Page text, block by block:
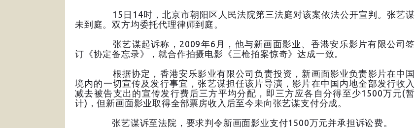
15日14时，北京市朝阳区人民法院第三法庭对该案依法公开宣判。张艺谋
未到庭。双方均委托代理律师到庭。
张艺谋起诉称，2009年6月，他与新画面影业、香港安乐影片有限公司签
订《协定备忘录》，就合作拍摄电影《三枪拍案惊奇》达成一致。
根据协定，香港安乐影业有限公司负责投资，新画面影业负责影片在中国
境内的一切宣传及发行事宜，张艺谋担任该片导演，影片在中国内地全部发行收入
减去被告支出的宣传发行费后三方平均分配，即三方应各自分得至少1500万元(暂
计)，但新画面影业取得全部票房收入后至今未向张艺谋支付分成。
张艺谋诉至法院，要求判令新画面影业支付1500万元并承担诉讼费。